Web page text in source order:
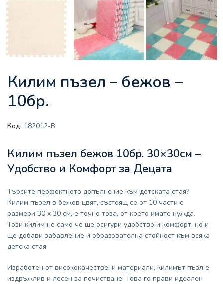
Килим пъзел – бежов –
10бр.
Код: 182012-B
Килим пъзел бежов 10бр. 30×30см –
Удобство и Комфорт за Децата
Търсите перфектното допълнение към детската стая?
Килим пъзел в бежов цвят, състоящ се от 10 части с
размери 30 x 30 см, е точно това, от което имате нужда.
Този килим не само че ще осигури удобство и комфорт, но и
ще добави забавление и образователна стойност към всяка
детска стая.
Изработен от висококачествени материали, килимът пъзл е
издръжлив и лесен за почистване. Това го прави идеален